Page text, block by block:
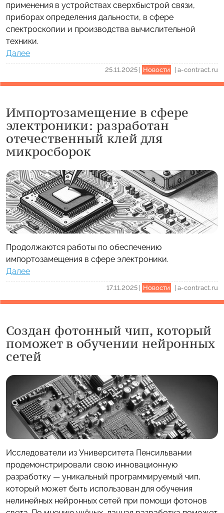
применения в устройствах сверхбыстрой связи,
приборах определения дальности, в сфере
спектроскопии и производства вычислительной
техники.
Далее
25.11.2025 Новости a-contract.ru
Импортозамещение в сфере
электроники: разработан
отечественный клей для
микросборок
Продолжаются работы по обеспечению
импортозамещения в сфере электроники.
Далее
17.11.2025 Новости a-contract.ru
Создан фотонный чип, который
поможет в обучении нейронных
сетей
Исследователи из Университета Пенсильвании
продемонстрировали свою инновационную
разработку — уникальный программируемый чип,
который может быть использован для обучения
нелинейных нейронных сетей при помощи фотонов